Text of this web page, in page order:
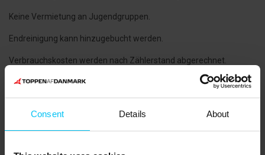
Consent Details About
Keine Vermietung an Jugendgruppen.
Endreinigung kann hinzugebucht werden.
Verbrauchskosten werden nach Zählerstand abgerechnet.
NÄCHSTE EINKAUFSMÖGLICHKEIT: